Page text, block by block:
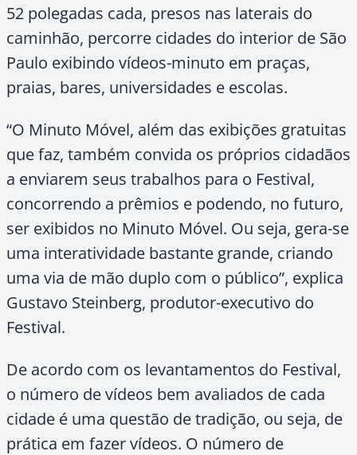
52 polegadas cada, presos nas laterais do
caminhão, percorre cidades do interior de São
Paulo exibindo vídeos-minuto em praças,
praias, bares, universidades e escolas.
“O Minuto Móvel, além das exibições gratuitas
que faz, também convida os próprios cidadãos
a enviarem seus trabalhos para o Festival,
concorrendo a prêmios e podendo, no futuro,
ser exibidos no Minuto Móvel. Ou seja, gera-se
uma interatividade bastante grande, criando
uma via de mão duplo com o público”, explica
Gustavo Steinberg, produtor-executivo do
Festival.
De acordo com os levantamentos do Festival,
o número de vídeos bem avaliados de cada
cidade é uma questão de tradição, ou seja, de
prática em fazer vídeos. O número de